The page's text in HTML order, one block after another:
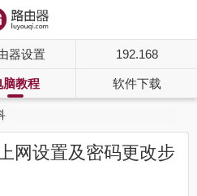
器设置 192.168
脑教程 软件下载
网设置及密码更改步